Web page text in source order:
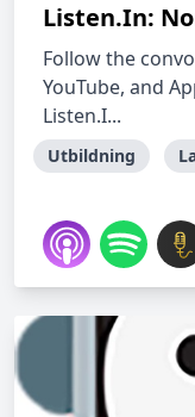
Listen.In:
Follow the
YouTube, and
Listen.I...
Utbildning